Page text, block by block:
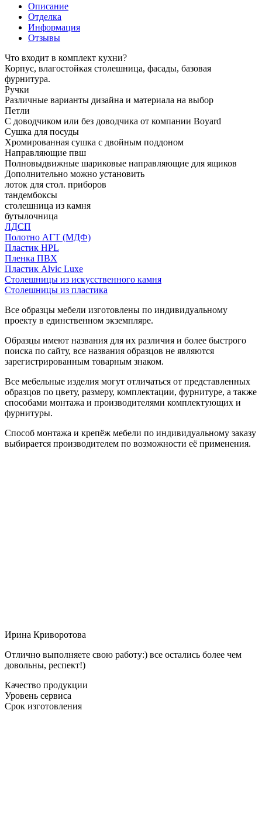
Описание
Отделка
Информация
Отзывы
Что входит в комплект кухни?
Корпус, влагостойкая столешница, фасады, базовая
фурнитура.
Ручки
Различные варианты дизайна и материала на выбор
Петли
С доводчиком или без доводчика от компании Boyard
Сушка для посуды
Хромированная сушка с двойным поддоном
Направляющие пвш
Полновыдвижные шариковые направляющие для ящиков
Дополнительно можно установить
лоток для стол. приборов
тандембоксы
столешница из камня
бутылочница
ЛДСП
Полотно АГТ (МДФ)
Пластик HPL
Пленка ПВХ
Пластик Alvic Luxe
Столешницы из искусственного камня
Столешницы из пластика
Все образцы мебели изготовлены по индивидуальному
проекту в единственном экземпляре.
Образцы имеют названия для их различия и более быстрого
поиска по сайту, все названия образцов не являются
зарегистрированным товарным знаком.
Все мебельные изделия могут отличаться от представленных
образцов по цвету, размеру, комплектации, фурнитуре, а также
способами монтажа и производителями комплектующих и
фурнитуры.
Способ монтажа и крепёж мебели по индивидуальному заказу
выбирается производителем по возможности её применения.
Ирина Криворотова
Отлично выполняете свою работу:) все остались более чем
довольны, респект!)
Качество продукции
Уровень сервиса
Срок изготовления